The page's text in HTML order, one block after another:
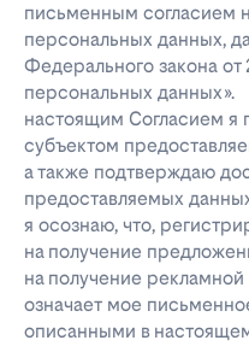
письменным согласием
персональных данных,
Федерального закона
персональных данных».
настоящим Согласием я
субъектом
а также подтверждаю
предоставляемых
я осознаю, что,
на получение
на получение
означает мое
описанными в